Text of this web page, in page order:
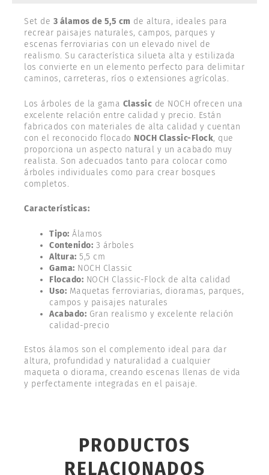
Set de 3 álamos de 5,5 cm de altura, ideales para
recrear paisajes naturales, campos, parques y
escenas ferroviarias con un elevado nivel de
realismo. Su característica silueta alta y estilizada
los convierte en un elemento perfecto para delimitar
caminos, carreteras, ríos o extensiones agrícolas.
Los árboles de la gama Classic de NOCH ofrecen una
excelente relación entre calidad y precio. Están
fabricados con materiales de alta calidad y cuentan
con el reconocido flocado NOCH Classic-Flock, que
proporciona un aspecto natural y un acabado muy
realista. Son adecuados tanto para colocar como
árboles individuales como para crear bosques
completos.
Características:
Tipo: Álamos
Contenido: 3 árboles
Altura: 5,5 cm
Gama: NOCH Classic
Flocado: NOCH Classic-Flock de alta calidad
Uso: Maquetas ferroviarias, dioramas, parques,
campos y paisajes naturales
Acabado: Gran realismo y excelente relación
calidad-precio
Estos álamos son el complemento ideal para dar
altura, profundidad y naturalidad a cualquier
maqueta o diorama, creando escenas llenas de vida
y perfectamente integradas en el paisaje.
PRODUCTOS
RELACIONADOS